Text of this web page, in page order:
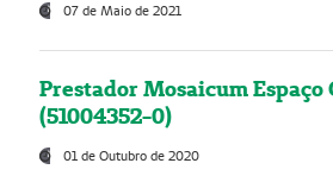
07 de Maio de 2021
Prestador Mosaicum
(51004352-0)
01 de Outubro de 2020